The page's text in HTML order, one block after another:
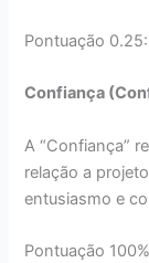
Pontuação
Confiança
A “Confiança”
relação a
entusiasmo e
Pontuação